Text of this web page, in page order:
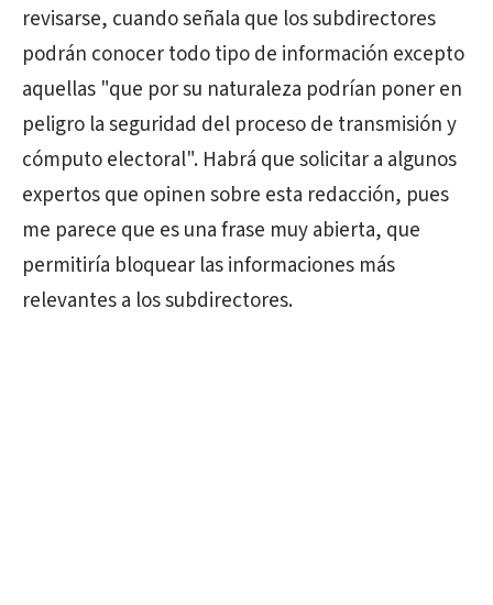
revisarse, cuando señala que los subdirectores
podrán conocer todo tipo de información excepto
aquellas "que por su naturaleza podrían poner en
peligro la seguridad del proceso de transmisión y
cómputo electoral". Habrá que solicitar a algunos
expertos que opinen sobre esta redacción, pues
me parece que es una frase muy abierta, que
permitiría bloquear las informaciones más
relevantes a los subdirectores.